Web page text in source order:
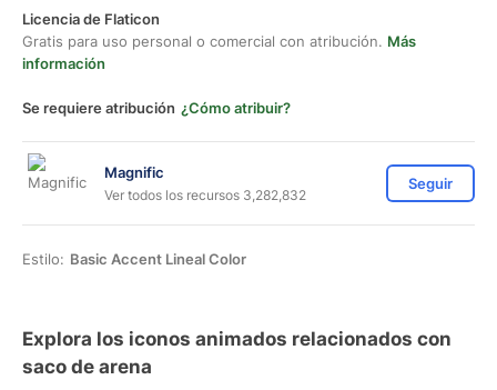
Licencia de Flaticon
Gratis para uso personal o comercial con atribución. Más
información
Se requiere atribución ¿Cómo atribuir?
Magnific
Ver todos los recursos 3,282,832
Seguir
Estilo: Basic Accent Lineal Color
Explora los iconos animados relacionados con
saco de arena